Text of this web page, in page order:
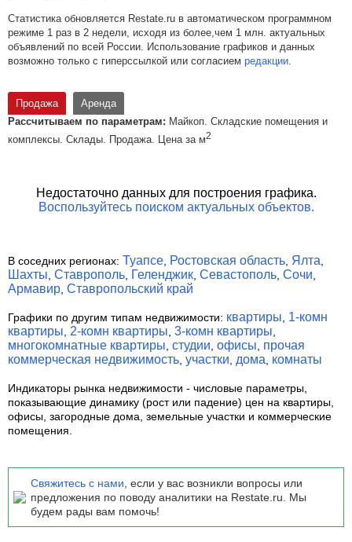
Статистика обновляется Restate.ru в автоматическом программном
режиме 1 раз в 2 недели, исходя из более,чем 1 млн. актуальных
объявлений по всей России. Использование графиков и данных
возможно только с гиперссылкой или согласием редакции.
Продажа
Аренда
Рассчитываем по параметрам: Майкоп. Складские помещения и
комплексы. Склады. Продажа. Цена за м2
Недостаточно данных для построения графика.
Воспользуйтесь поиском актуальных объектов.
В соседних регионах: Туапсе, Ростовская область, Ялта,
Шахты, Ставрополь, Геленджик, Севастополь, Сочи,
Армавир, Ставропольский край
Графики по другим типам недвижимости: квартиры, 1-комн
квартиры, 2-комн квартиры, 3-комн квартиры,
многокомнатные квартиры, студии, офисы, прочая
коммерческая недвижимость, участки, дома, комнаты
Индикаторы рынка недвижимости - числовые параметры,
показывающие динамику (рост или падение) цен на квартиры,
офисы, загородные дома, земельные участки и коммерческие
помещения.
Свяжитесь с нами, если у вас возникли вопросы или
предложения по поводу аналитики на Restate.ru. Мы
будем рады вам помочь!